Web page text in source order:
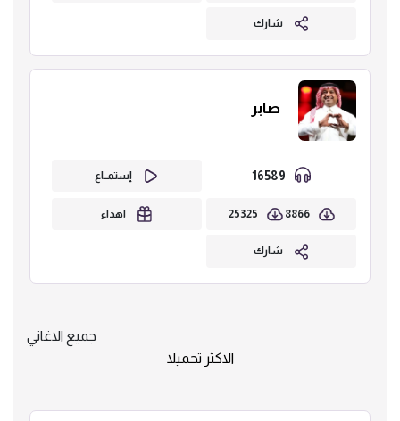
شارك
صابر
إستمــاع
8866
25325 اهداء
شارك
جميع الاغاني
الاكثر تحميلا